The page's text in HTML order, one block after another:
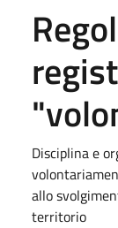
Disciplina e
allo
territorio